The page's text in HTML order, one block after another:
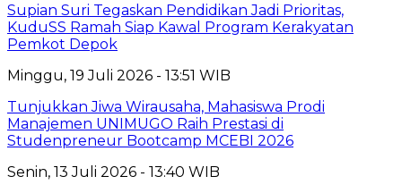
Supian Suri Tegaskan Pendidikan Jadi Prioritas,
KuduSS Ramah Siap Kawal Program Kerakyatan
Pemkot Depok
Minggu, 19 Juli 2026 - 13:51 WIB
Tunjukkan Jiwa Wirausaha, Mahasiswa Prodi
Manajemen UNIMUGO Raih Prestasi di
Studenpreneur Bootcamp MCEBI 2026
Senin, 13 Juli 2026 - 13:40 WIB